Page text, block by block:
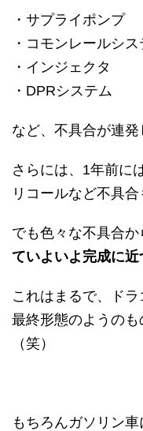
・サプライポンプ
・コモンレールシス
・インジェクタ
・DPRシステム
など、不具合が連発
さらには、1年前に
リコールなど不具合
でも色々な不具合か
ていよいよ完成に近
これはまるで、ド
最終形態のようの
（笑）
もちろんガソリン